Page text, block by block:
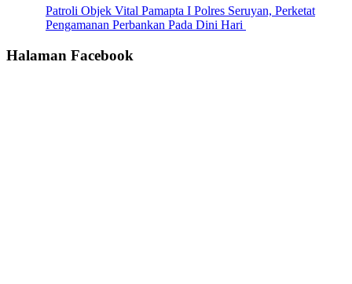
Patroli Objek Vital Pamapta I Polres Seruyan, Perketat
Pengamanan Perbankan Pada Dini Hari
Halaman Facebook